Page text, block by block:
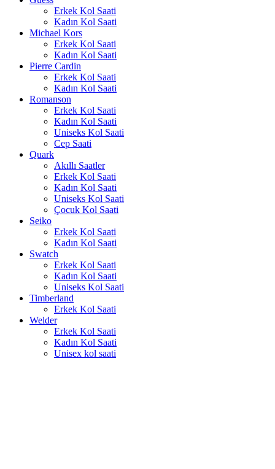
Erkek Kol Saati
Kadın Kol Saati
Michael Kors
Erkek Kol Saati
Kadın Kol Saati
Pierre Cardin
Erkek Kol Saati
Kadın Kol Saati
Romanson
Erkek Kol Saati
Kadın Kol Saati
Uniseks Kol Saati
Cep Saati
Quark
Akıllı Saatler
Erkek Kol Saati
Kadın Kol Saati
Uniseks Kol Saati
Çocuk Kol Saati
Seiko
Erkek Kol Saati
Kadın Kol Saati
Swatch
Erkek Kol Saati
Kadın Kol Saati
Uniseks Kol Saati
Timberland
Erkek Kol Saati
Welder
Erkek Kol Saati
Kadın Kol Saati
Unisex kol saati